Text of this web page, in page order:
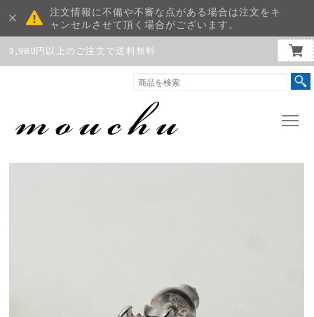
注文情報に不備や不審な点がある場合は注文をキ
ャンセルさせて頂く場合がございます。
3,980円以上のご注文で送料無料